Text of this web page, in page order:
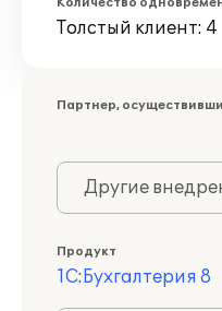
Толстый клиент: 4
Партнер,
Другие
Продукт
1С:Бухгалтерия 8